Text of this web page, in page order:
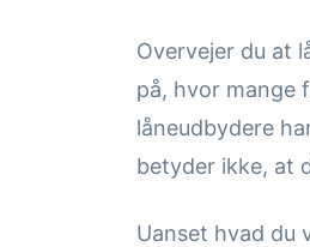
Overvejer du at
på, hvor mange
låneudbydere
betyder ikke, at
Uanset hvad du